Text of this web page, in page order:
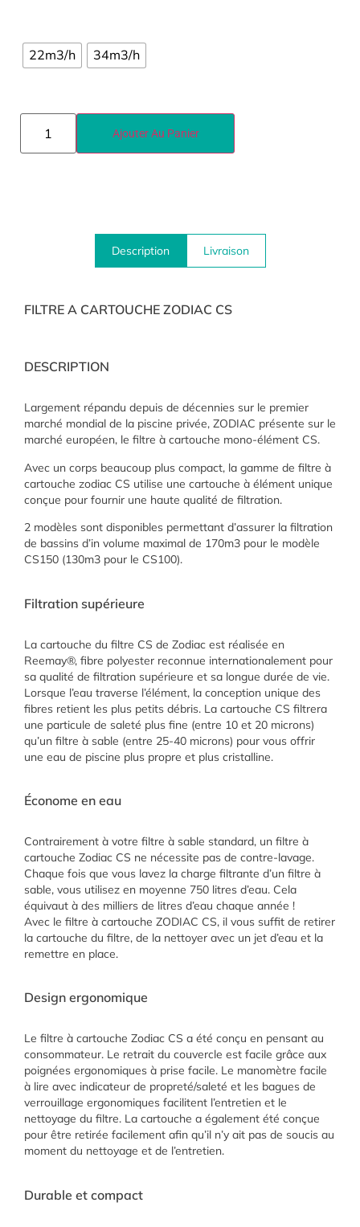
22m3/h 34m3/h
Ajouter Au Panier
Description Livraison
FILTRE A CARTOUCHE ZODIAC CS
DESCRIPTION
Largement répandu depuis de décennies sur le premier
marché mondial de la piscine privée, ZODIAC présente sur le
marché européen, le filtre à cartouche mono-élément CS.
Avec un corps beaucoup plus compact, la gamme de filtre à
cartouche zodiac CS utilise une cartouche à élément unique
conçue pour fournir une haute qualité de filtration.
2 modèles sont disponibles permettant d’assurer la filtration
de bassins d’in volume maximal de 170m3 pour le modèle
CS150 (130m3 pour le CS100).
Filtration supérieure
La cartouche du filtre CS de Zodiac est réalisée en
Reemay®, fibre polyester reconnue internationalement pour
sa qualité de filtration supérieure et sa longue durée de vie.
Lorsque l’eau traverse l’élément, la conception unique des
fibres retient les plus petits débris. La cartouche CS filtrera
une particule de saleté plus fine (entre 10 et 20 microns)
qu’un filtre à sable (entre 25-40 microns) pour vous offrir
une eau de piscine plus propre et plus cristalline.
Économe en eau
Contrairement à votre filtre à sable standard, un filtre à
cartouche Zodiac CS ne nécessite pas de contre-lavage.
Chaque fois que vous lavez la charge filtrante d’un filtre à
sable, vous utilisez en moyenne 750 litres d’eau. Cela
équivaut à des milliers de litres d’eau chaque année !
Avec le filtre à cartouche ZODIAC CS, il vous suffit de retirer
la cartouche du filtre, de la nettoyer avec un jet d’eau et la
remettre en place.
Design ergonomique
Le filtre à cartouche Zodiac CS a été conçu en pensant au
consommateur. Le retrait du couvercle est facile grâce aux
poignées ergonomiques à prise facile. Le manomètre facile
à lire avec indicateur de propreté/saleté et les bagues de
verrouillage ergonomiques facilitent l’entretien et le
nettoyage du filtre. La cartouche a également été conçue
pour être retirée facilement afin qu’il n’y ait pas de soucis au
moment du nettoyage et de l’entretien.
Durable et compact